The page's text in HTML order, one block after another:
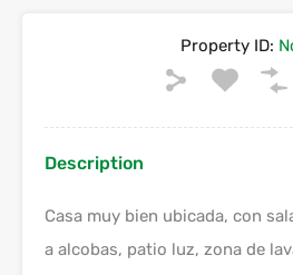
Property ID:
Description
Casa muy bien ubicada, con
a alcobas, patio luz, zona de